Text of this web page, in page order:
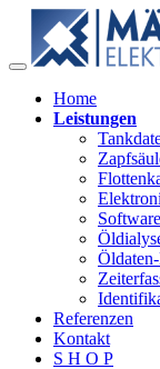
Home
Leistungen
Referenzen
Kontakt
S H O P